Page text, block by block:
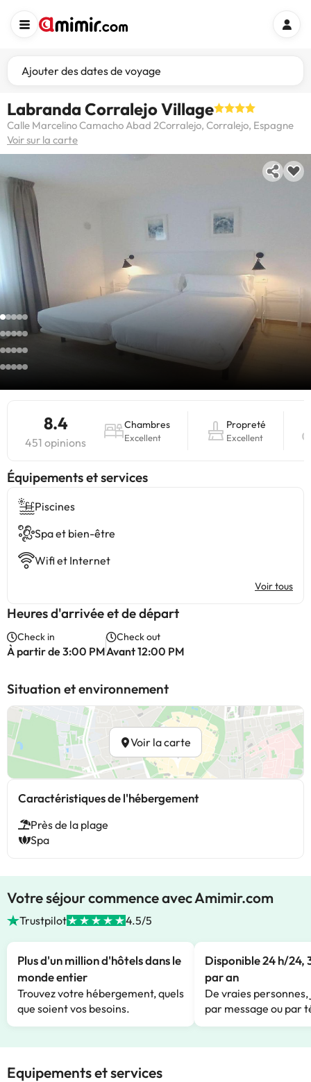
Ajouter des dates de voyage
Labranda Corralejo Village
Calle Marcelino Camacho Abad 2Corralejo, Corralejo, Espagne
Voir sur la carte
8.4
451 opinions
Chambres
Excellent
Propreté
Excellent
​Équipements et services
Piscines
Spa et bien-être
Wifi et Internet
Voir tous
Heures d'arrivée et de départ
Check in
À partir de 3:00 PM
Check out
Avant 12:00 PM
Situation et environnement
Voir la carte
Caractéristiques de l'hébergement
Près de la plage
Spa
Votre séjour commence avec Amimir.com
Trustpilot 4.5/5
Plus d'un million d'hôtels dans le
monde entier
Trouvez votre hébergement, quels
que soient vos besoins.
Disponible 24 h/24,
par an
De vraies
par message ou par
Equipements et services